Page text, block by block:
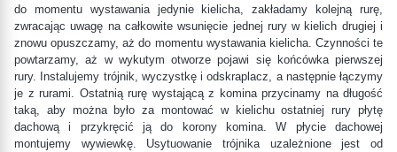
do momentu wystawania jedynie kielicha, zakładamy kolejną rurę,
zwracając uwagę na całkowite wsunięcie jednej rury w kielich drugiej i
znowu opuszczamy, aż do momentu wystawania kielicha. Czynności te
powtarzamy, aż w wykutym otworze pojawi się końcówka pierwszej
rury. Instalujemy trójnik, wyczystkę i odskraplacz, a następnie łączymy
je z rurami. Ostatnią rurę wystającą z komina przycinamy na długość
taką, aby można było za montować w kielichu ostatniej rury płytę
dachową i przykręcić ją do korony komina. W płycie dachowej
montujemy wywiewkę. Usytuowanie trójnika uzależnione jest od